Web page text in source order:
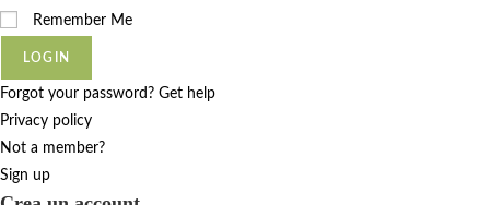
Remember Me
LOGIN
Forgot your password? Get help
Privacy policy
Not a member?
Sign up